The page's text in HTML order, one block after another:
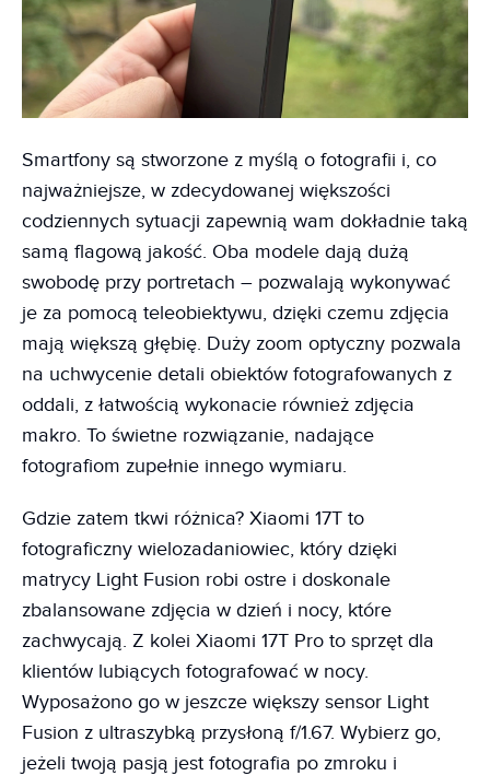
Smartfony są stworzone z myślą o fotografii i, co
najważniejsze, w zdecydowanej większości
codziennych sytuacji zapewnią wam dokładnie taką
samą flagową jakość. Oba modele dają dużą
swobodę przy portretach – pozwalają wykonywać
je za pomocą teleobiektywu, dzięki czemu zdjęcia
mają większą głębię. Duży zoom optyczny pozwala
na uchwycenie detali obiektów fotografowanych z
oddali, z łatwością wykonacie również zdjęcia
makro. To świetne rozwiązanie, nadające
fotografiom zupełnie innego wymiaru.
Gdzie zatem tkwi różnica? Xiaomi 17T to
fotograficzny wielozadaniowiec, który dzięki
matrycy Light Fusion robi ostre i doskonale
zbalansowane zdjęcia w dzień i nocy, które
zachwycają. Z kolei Xiaomi 17T Pro to sprzęt dla
klientów lubiących fotografować w nocy.
Wyposażono go w jeszcze większy sensor Light
Fusion z ultraszybką przysłoną f/1.67. Wybierz go,
jeżeli twoją pasją jest fotografia po zmroku i